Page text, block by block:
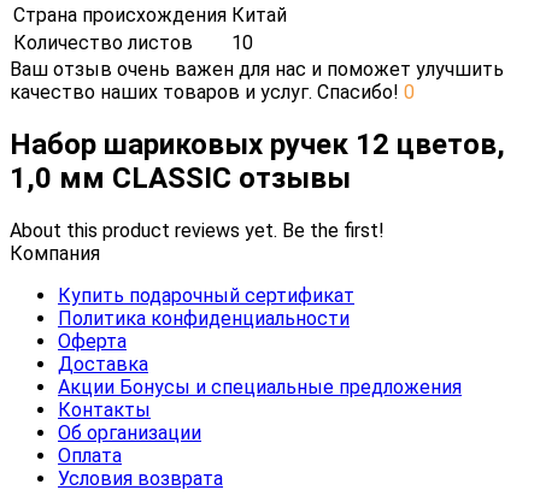
Страна происхождения Китай
Количество листов
10
Ваш отзыв очень важен для нас и поможет улучшить
качество наших товаров и услуг. Спасибо! 0
Набор шариковых ручек 12 цветов,
1,0 мм CLASSIC отзывы
About this product reviews yet. Be the first!
Компания
Купить подарочный сертификат
Политика конфиденциальности
Оферта
Доставка
Акции Бонусы и специальные предложения
Контакты
Об организации
Оплата
Условия возврата